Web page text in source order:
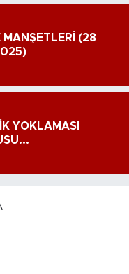
MANŞETLERİ (28
YOKLAMASI